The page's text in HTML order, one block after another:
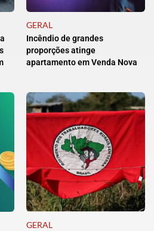
GERAL
Incêndio de grandes
proporções atinge
apartamento em Venda Nova
GERAL